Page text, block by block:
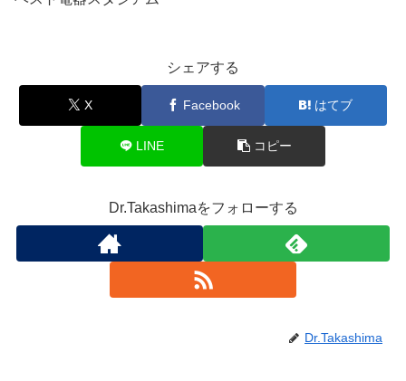
シェアする
X Facebook はてブ
LINE コピー
Dr.Takashimaをフォローする
Dr.Takashima